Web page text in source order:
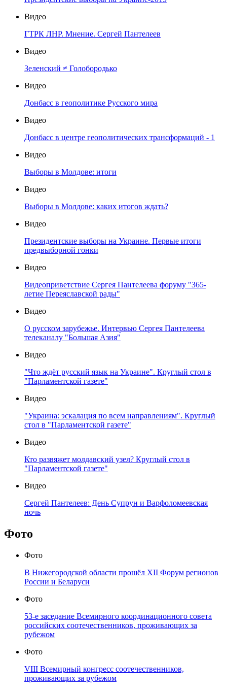
Видео
ГТРК ЛНР. Мнение. Сергей Пантелеев
Видео
Зеленский ≠ Голобородько
Видео
Донбасс в геополитике Русского мира
Видео
Донбасс в центре геополитических трансформаций - 1
Видео
Выборы в Молдове: итоги
Видео
Выборы в Молдове: каких итогов ждать?
Видео
Президентские выборы на Украине. Первые итоги
предвыборной гонки
Видео
Видеоприветствие Сергея Пантелеева форуму "365-
летие Переяславской рады"
Видео
О русском зарубежье. Интервью Сергея Пантелеева
телеканалу "Большая Азия"
Видео
"Что ждёт русский язык на Украине". Круглый стол в
"Парламентской газете"
Видео
"Украина: эскалация по всем направлениям". Круглый
стол в "Парламентской газете"
Видео
Кто развяжет молдавский узел? Круглый стол в
"Парламентской газете"
Видео
Сергей Пантелеев: День Супрун и Варфоломеевская
ночь
Фото
Фото
В Нижегородской области прошёл XII Форум регионов
России и Беларуси
Фото
53-е заседание Всемирного координационного совета
российских соотечественников, проживающих за
рубежом
Фото
VIII Всемирный конгресс соотечественников,
проживающих за рубежом